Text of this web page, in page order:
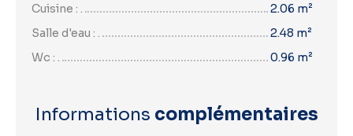
Cuisine : .
2.06 m²
Salle d'eau : .
2.48 m²
Wc : .
0.96 m²
Informations complémentaires